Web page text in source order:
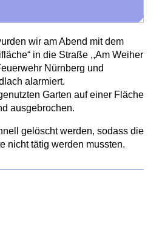
wir am Abend mit dem
in die Straße ,,Am Weiher
Nürnberg und
alarmiert.
Garten auf einer Fläche
ausgebrochen.
gelöscht werden, sodass die
nicht tätig werden mussten.